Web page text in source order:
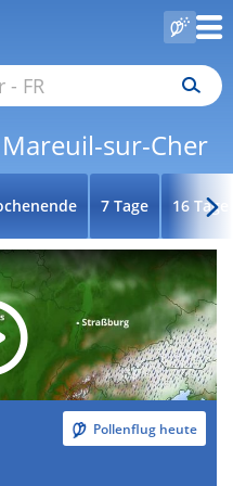
sur-Cher
7 Tage 16 Tage
Pollenflug heute